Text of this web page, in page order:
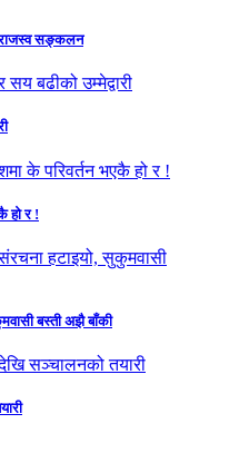
राजस्व सङ्कलन
हो र !
बस्ती अझै बाँकी